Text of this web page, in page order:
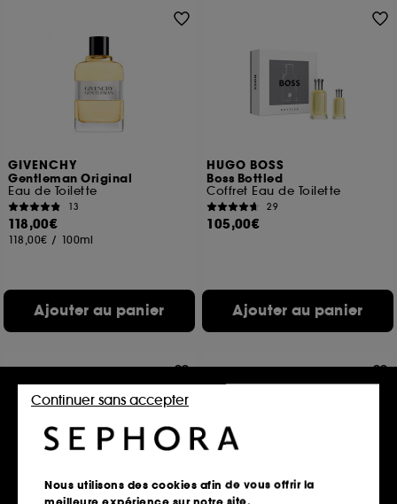
GIVENCHY
Gentleman Original
Eau de Toilette
13
118,00€
118,00€ / 100ml
Ajouter au panier
HUGO BOSS
Boss Bottled
Coffret Eau de Toilette
29
105,00€
Ajouter au panier
Nous utilisons des cookies afin de vous offrir la
Continuer sans accepter